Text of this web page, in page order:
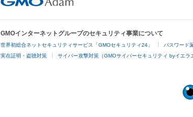
GMOインターネットグループのセキュリティ事業について
世界初総合ネットセキュリティサービス「GMOセキュリティ24」 パスワード
実在証明・盗聴対策 サイバー攻撃対策（GMOサイバーセキュリティ byイエラ